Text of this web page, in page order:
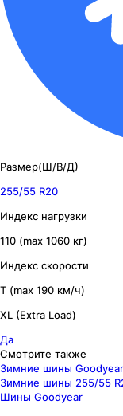
Размер(Ш/В/Д)
255/55 R20
Индекс нагрузки
110 (max 1060 кг)
Индекс скорости
T (max 190 км/ч)
XL (Extra Load)
Да
Смотрите также
Зимние шины
Зимние шины 255/55
Шины Goodyear